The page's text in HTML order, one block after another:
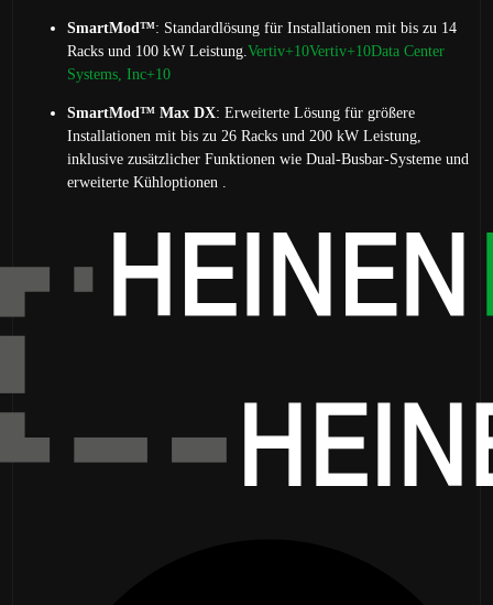
SmartMod™: Standardlösung für Installationen mit bis zu 14
Racks und 100 kW Leistung.Vertiv+10Vertiv+10Data Center
Systems, Inc+10
SmartMod™ Max DX:Erweiterte Lösung für größere
Installationen mit bis zu 26 Racks und 200 kW Leistung,
inklusive zusätzlicher Funktionen wie Dual-Busbar-Systeme und
erweiterte Kühloptionen .